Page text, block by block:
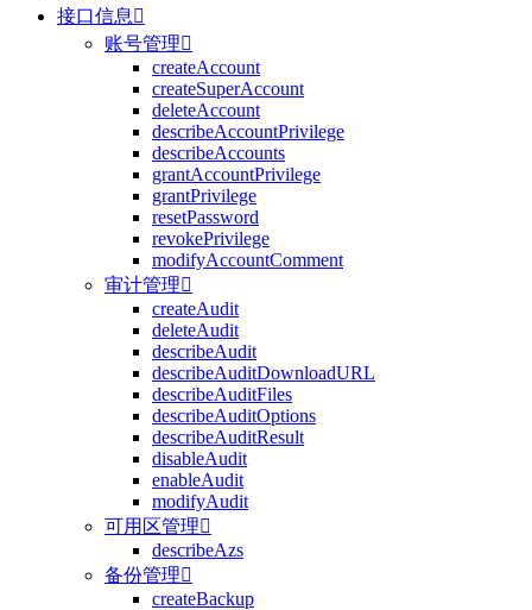
接口信息 
账号管理
createAccount
createSuperAccount
deleteAccount
describeAccountPrivilege
describeAccounts
grantAccountPrivilege
grantPrivilege
resetPassword
revokePrivilege
modifyAccountComment
审计管理
createAudit
deleteAudit
describeAudit
describeAuditDownloadURL
describeAuditFiles
describeAuditOptions
describeAuditResult
disableAudit
enableAudit
modifyAudit
可用区管理
describeAzs
备份管理
createBackup